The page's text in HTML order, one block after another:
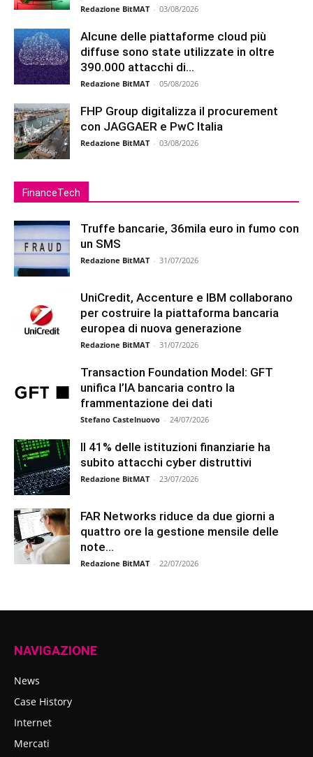
Redazione BitMAT - 03/08/2026
Alcune delle piattaforme cloud più
diffuse sono state utilizzate in oltre
390.000 attacchi di...
Redazione BitMAT - 05/08/2026
FHP Group digitalizza il procurement
con JAGGAER e PwC Italia
Redazione BitMAT - 03/08/2026
FinanceTech
Truffe bancarie, 36mila euro in fumo con
un SMS
Redazione BitMAT - 31/07/2026
UniCredit, Accenture e IBM collaborano
per costruire la piattaforma bancaria
europea di nuova generazione
Redazione BitMAT - 31/07/2026
Transaction Foundation Model: GFT
unifica l’IA bancaria contro la
frammentazione dei dati
Stefano Castelnuovo - 24/07/2026
Il 41% delle istituzioni finanziarie ha
subito attacchi cyber distruttivi
Redazione BitMAT - 23/07/2026
FAR Networks riduce da due giorni a
quattro ore la gestione mensile delle
note...
Redazione BitMAT - 22/07/2026
NAVIGAZIONE
News
Case History
Internet
Mercati